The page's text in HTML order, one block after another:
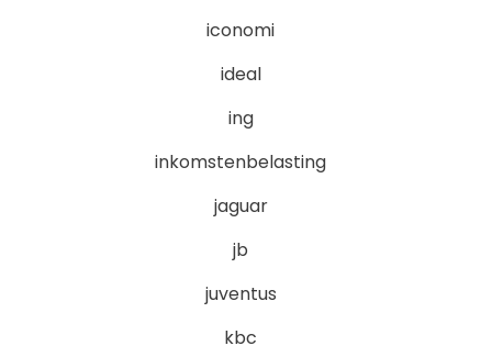
iconomi
ideal
ing
inkomstenbelasting
jaguar
jb
juventus
kbc